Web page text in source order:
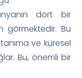
dört bir
görmektedir. Bu
ve küresel
Bu, önemli bir